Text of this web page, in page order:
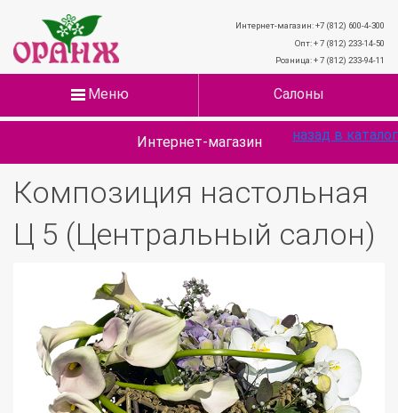
Интернет-магазин: +7 (812) 600-4-300
Опт: + 7 (812) 233-14-50
Розница: + 7 (812) 233-94-11
Меню Салоны
Интернет-магазин
Композиция настольная
Ц 5 (Центральный салон)
назад в каталог